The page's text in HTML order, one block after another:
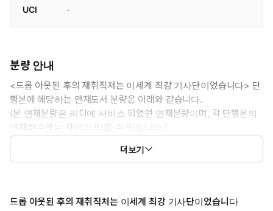
UCI
-
분량 안내
<드롭 아웃된 후의 재취직처는 이세계 최강 기사단이었습니다> 단
행본에 해당하는 연재도서 분량은 아래와 같습니다.
(본 연재분량은 리디에 서비스 되었던 연재분량이며, 각 단행본의
연재화수와는 차이가 있을 수 있습니다.)
1권: 1화 ~ 8화
더보기
드롭 아웃된 후의 재취직처는 이세계 최강 기사단이었습니다